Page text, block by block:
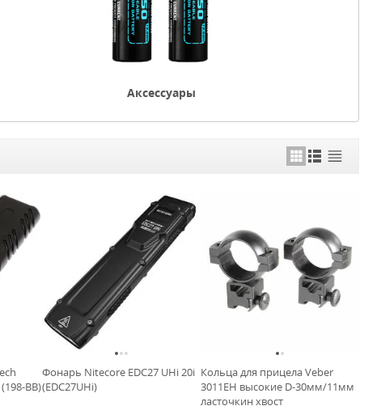
Аксессуары
BB)
Фонарь Nitecore EDC27 UHi 20i
(EDC27UHi)
Кольца для прицела Veber
3011EH высокие D-30мм/11мм
ласточкин хвост